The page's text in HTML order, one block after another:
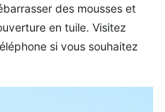
des mousses et
en tuile. Visitez
si vous souhaitez